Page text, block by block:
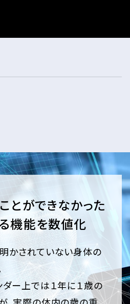
とができなかった
機能を数値化
かされていない身体の
ダー上では１年に１歳の